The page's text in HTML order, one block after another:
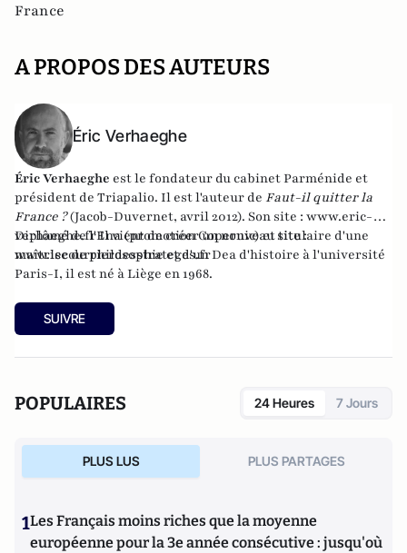
France
A PROPOS DES AUTEURS
Éric Verhaeghe
Éric Verhaeghe est le fondateur du cabinet Parménide et
président de Triapalio. Il est l'auteur de Faut-il quitter la
France ?(Jacob-Duvernet, avril 2012). Son site : www.eric-
verhaeghe.frIl vient de créer un nouveau site :
www.lecourrierdesstrateges.fr
Diplômé de l'Ena (promotion Copernic) et titulaire d'une
maîtrise de philosophie et d'un Dea d'histoire à l'université
Paris-I, il est né à Liège en 1968.
SUIVRE
POPULAIRES 24 Heures 7 Jours
PLUS LUS PLUS PARTAGES
1Les Français moins riches que la moyenne
européenne pour la 3e année consécutive : jusqu'où